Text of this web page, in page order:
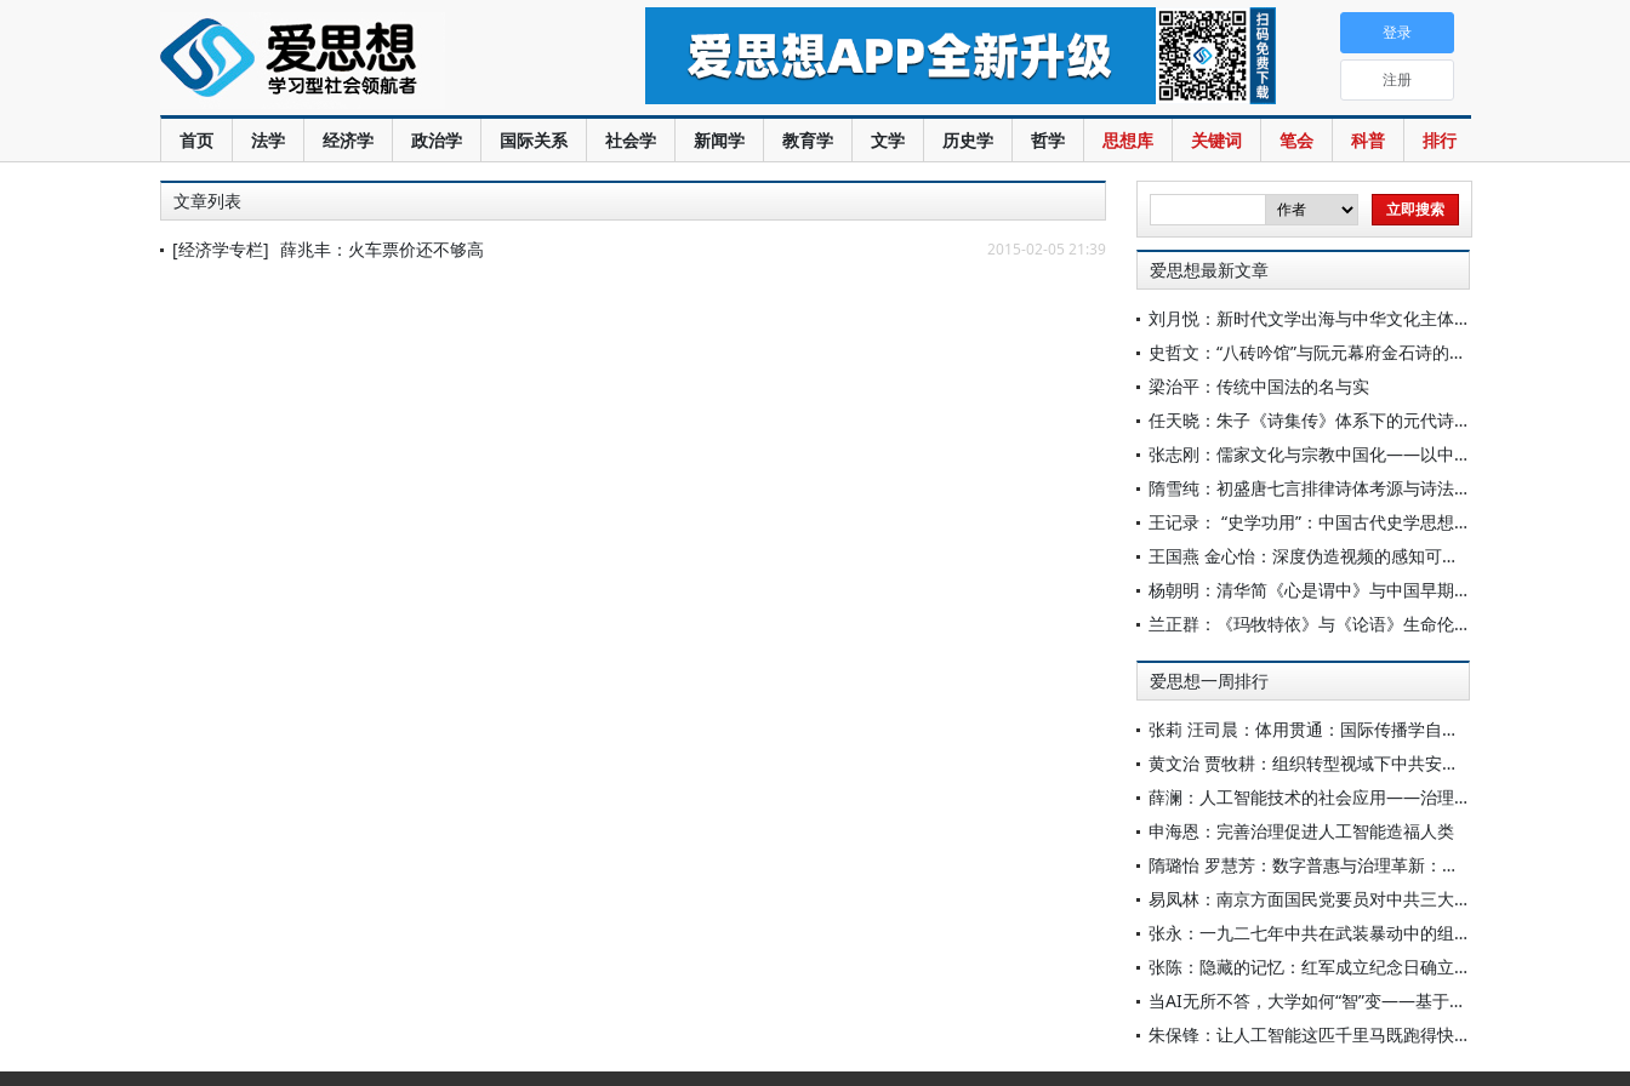
首页 法学 经济学 政治学 国际关系 社会学 新闻学 教育学 文学 历史学 哲学 思想库 关键词 笔会 科普 排行
登录
注册
文章列表
[经济学专栏] 薛兆丰：火车票价还不够高 2015-02-05 21:39
爱思想最新文章
刘月悦：新时代文学出海与中华文化主体性建构
史哲文：“八砖吟馆”与阮元幕府金石诗的学人品格、诗学祈向
梁治平：传统中国法的名与实
任天晓：朱子《诗集传》体系下的元代诗学知识变革
张志刚：儒家文化与宗教中国化——以中国宗教通史为线索的学理沉思
隋雪纯：初盛唐七言排律诗体考源与诗法复变
王记录： “史学功用”：中国古代史学思想体系的核心
王国燕 金心怡：深度伪造视频的感知可信度：视觉素养和认知倾向的双重影响研究
杨朝明：清华简《心是谓中》与中国早期心论——脉络重审、学术反思及古典学范式转型
兰正群：《玛牧特依》与《论语》生命伦理的认知共性
爱思想一周排行
张莉 汪司晨：体用贯通：国际传播学自主知识体系的建构逻辑与学科交叉进路
黄文治 贾牧耕：组织转型视域下中共安徽省临时委员会的“两建两废”（1927—1931）
薛澜：人工智能技术的社会应用——治理挑战
申海恩：完善治理促进人工智能造福人类
隋璐怡 罗慧芳：数字普惠与治理革新：中国人工智能赋能全球南方发展
易凤林：南京方面国民党要员对中共三大起义的反应
张永：一九二七年中共在武装暴动中的组织转型
张陈：隐藏的记忆：红军成立纪念日确立前中共对南昌起义的纪念
当AI无所不答，大学如何“智”变——基于全国400余所高校本科生AI使用情况的调查与思考
朱保锋：让人工智能这匹千里马既跑得快又跑得稳